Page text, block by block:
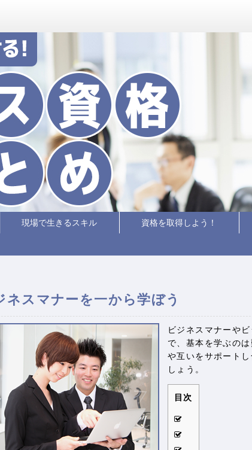
現場で生きるスキル 資格を取得しよう！
ネスマナーを一から学ぼう
ビジネスマナーや
で、基本を学ぶの
や互いをサポート
しょう。
目次